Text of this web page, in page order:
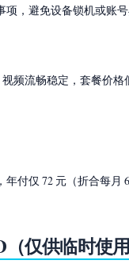
，避免设备锁机或账号
频流畅稳定，套餐价格
付仅 72 元（折合每月 6
仅供临时使用